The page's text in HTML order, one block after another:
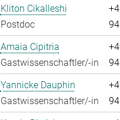
Kliton Cikalleshi
Postdoc
Amaia Cipitria
Gastwissenschaftler/-in
Yannicke Dauphin
Gastwissenschaftler/-in